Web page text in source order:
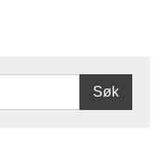
Søk